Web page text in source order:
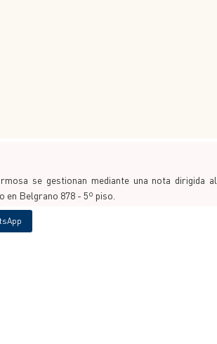
se gestionan mediante una nota dirigida al
Belgrano 878 - 5º piso.